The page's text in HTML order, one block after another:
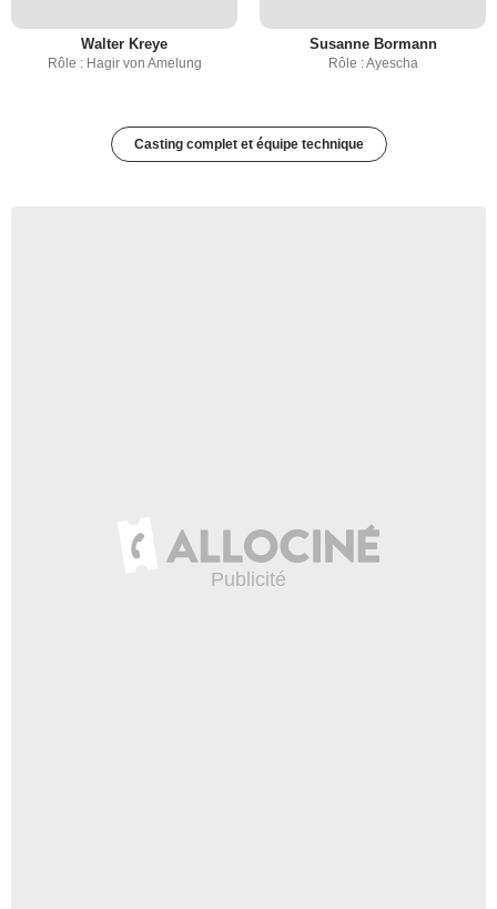
Walter Kreye
Rôle : Hagir von Amelung
Susanne Bormann
Rôle : Ayescha
Casting complet et équipe technique